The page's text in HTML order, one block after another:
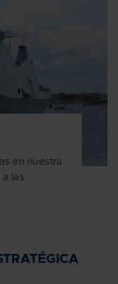
en nuestra
las